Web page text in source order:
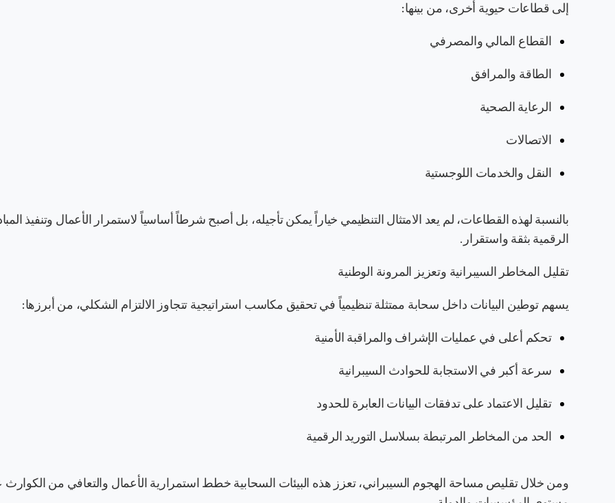
إلى قطاعات حيوية أخرى، من بينها:
القطاع المالي والمصرفي
الطاقة والمرافق
الرعاية الصحية
الاتصالات
النقل والخدمات اللوجستية
بالنسبة لهذه القطاعات، لم يعد الامتثال التنظيمي خياراً يمكن تأجيله، بل أصبح شرطاً أساسياً لاستمرار الأعمال وتنفيذ
الرقمية بثقة واستقرار.
تقليل المخاطر السيبرانية وتعزيز المرونة الوطنية
يسهم توطين البيانات داخل سحابة ممتثلة تنظيمياً في تحقيق مكاسب استراتيجية تتجاوز الالتزام الشكلي، من أبرزها:
تحكم أعلى في عمليات الإشراف والمراقبة الأمنية
سرعة أكبر في الاستجابة للحوادث السيبرانية
تقليل الاعتماد على تدفقات البيانات العابرة للحدود
الحد من المخاطر المرتبطة بسلاسل التوريد الرقمية
ومن خلال تقليص مساحة الهجوم السيبراني، تعزز هذه البيئات السحابية خطط استمرارية الأعمال والتعافي من